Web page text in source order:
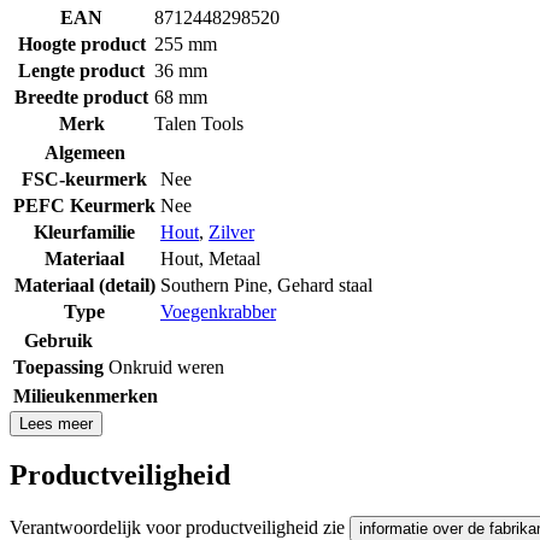
EAN
8712448298520
Hoogte product 255 mm
Lengte product 36 mm
Breedte product 68 mm
Merk
Talen Tools
Algemeen
FSC-keurmerk
Nee
PEFC Keurmerk Nee
Kleurfamilie
Hout, Zilver
Materiaal
Hout, Metaal
Materiaal (detail) Southern Pine, Gehard staal
Type
Voegenkrabber
Gebruik
Toepassing Onkruid weren
Milieukenmerken
Lees meer
Productveiligheid
Verantwoordelijk voor productveiligheid zie informatie over de